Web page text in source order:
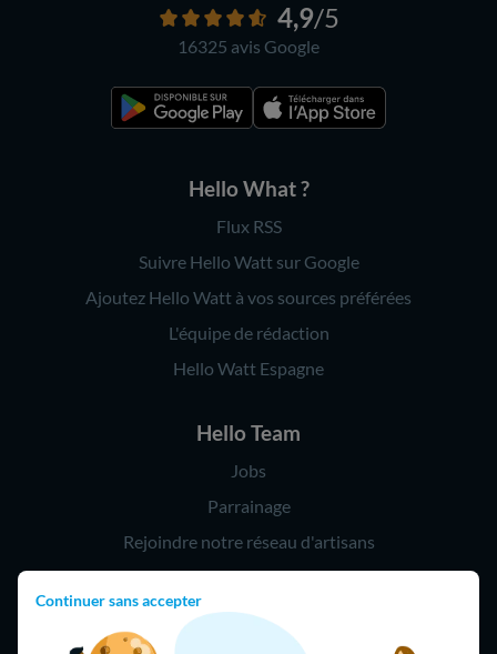
Continuer sans accepter
4,9/5
16325 avis Google
Hello What ?
Flux RSS
Suivre Hello Watt sur Google
Ajoutez Hello Watt à vos sources préférées
L'équipe de rédaction
Hello Watt Espagne
Hello Team
Jobs
Parrainage
Rejoindre notre réseau d'artisans
Hello !
09 75 18 60 60 (8h-21h)